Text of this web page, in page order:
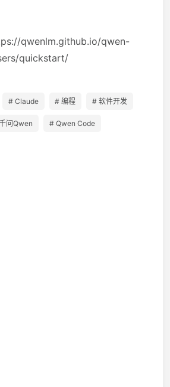
qwenlm.github.io/qwen-
quickstart/
# Claude # 编程 # 软件开发
问Qwen # Qwen Code